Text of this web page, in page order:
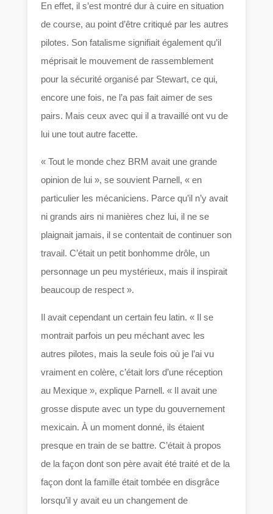
En effet, il s’est montré dur à cuire en situation
de course, au point d’être critiqué par les autres
pilotes. Son fatalisme signifiait également qu’il
méprisait le mouvement de rassemblement
pour la sécurité organisé par Stewart, ce qui,
encore une fois, ne l’a pas fait aimer de ses
pairs. Mais ceux avec qui il a travaillé ont vu de
lui une tout autre facette.
« Tout le monde chez BRM avait une grande
opinion de lui », se souvient Parnell, « en
particulier les mécaniciens. Parce qu’il n’y avait
ni grands airs ni manières chez lui, il ne se
plaignait jamais, il se contentait de continuer son
travail. C’était un petit bonhomme drôle, un
personnage un peu mystérieux, mais il inspirait
beaucoup de respect ».
Il avait cependant un certain feu latin. « Il se
montrait parfois un peu méchant avec les
autres pilotes, mais la seule fois où je l’ai vu
vraiment en colère, c’était lors d’une réception
au Mexique », explique Parnell. « Il avait une
grosse dispute avec un type du gouvernement
mexicain. À un moment donné, ils étaient
presque en train de se battre. C’était à propos
de la façon dont son père avait été traité et de la
façon dont la famille était tombée en disgrâce
lorsqu’il y avait eu un changement de